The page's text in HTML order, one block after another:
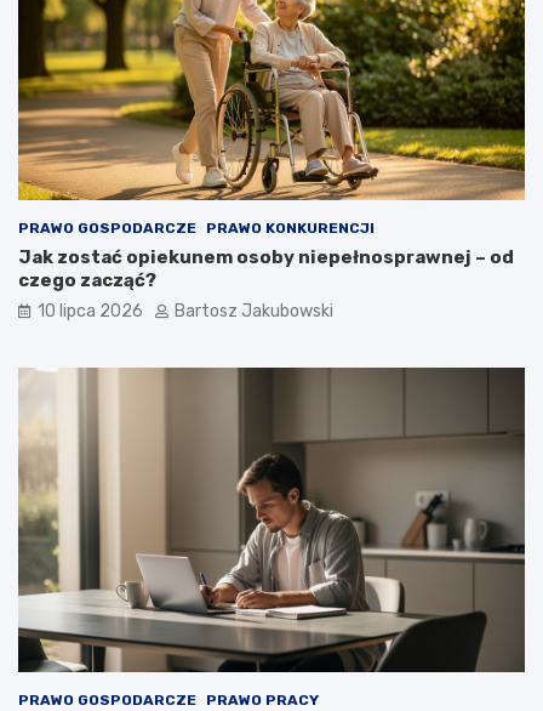
PRAWO GOSPODARCZE PRAWO KONKURENCJI
Jak zostać opiekunem osoby niepełnosprawnej – od
czego zacząć?
10 lipca 2026 Bartosz Jakubowski
PRAWO GOSPODARCZE PRAWO PRACY